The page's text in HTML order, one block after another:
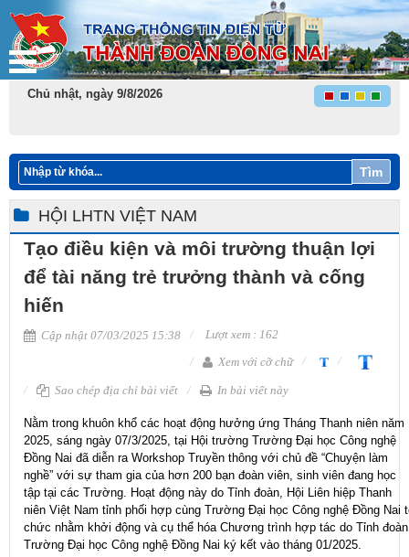
Chủ nhật, ngày 9/8/2026
Tìm
HỘI LHTN VIỆT NAM
Tạo điều kiện và môi trường thuận lợi
để tài năng trẻ trưởng thành và cống
hiến
Cập nhật 07/03/2025 15:38
Lượt xem : 162
Xem với cỡ chữ
Sao chép địa chỉ bài viết In bài viết này
Nằm trong khuôn khổ các hoạt động hưởng ứng Tháng Thanh niên năm
2025, sáng ngày 07/3/2025, tại Hội trường Trường Đại học Công nghệ
Đồng Nai đã diễn ra Workshop Truyền thông với chủ đề “Chuyện làm
nghề” với sự tham gia của hơn 200 bạn đoàn viên, sinh viên đang học
tập tại các Trường. Hoạt động này do Tỉnh đoàn, Hội Liên hiệp Thanh
niên Việt Nam tỉnh phối hợp cùng Trường Đại học Công nghệ Đồng Nai
chức nhằm khởi động và cụ thể hóa Chương trình hợp tác do Tỉnh
Trường Đại học Công nghệ Đồng Nai ký kết vào tháng 01/2025.